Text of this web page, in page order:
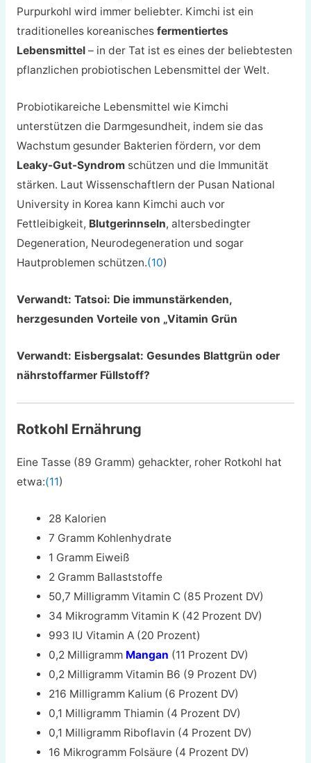
Purpurkohl wird immer beliebter. Kimchi ist ein
traditionelles koreanisches fermentiertes
Lebensmittel – in der Tat ist es eines der beliebtesten
pflanzlichen probiotischen Lebensmittel der Welt.
Probiotikareiche Lebensmittel wie Kimchi
unterstützen die Darmgesundheit, indem sie das
Wachstum gesunder Bakterien fördern, vor dem
Leaky-Gut-Syndromschützen und die Immunität
stärken. Laut Wissenschaftlern der Pusan National
University in Korea kann Kimchi auch vor
Fettleibigkeit, Blutgerinnseln, altersbedingter
Degeneration, Neurodegeneration und sogar
Hautproblemen schützen.(10)
Verwandt: Tatsoi: Die immunstärkenden,
herzgesunden Vorteile von „Vitamin Grün
Verwandt: Eisbergsalat: Gesundes Blattgrün oder
nährstoffarmer Füllstoff?
Rotkohl Ernährung
Eine Tasse (89 Gramm) gehackter, roher Rotkohl hat
etwa:(11)
28 Kalorien
7 Gramm Kohlenhydrate
1 Gramm Eiweiß
2 Gramm Ballaststoffe
50,7 Milligramm Vitamin C (85 Prozent DV)
34 Mikrogramm Vitamin K (42 Prozent DV)
993 IU Vitamin A (20 Prozent)
0,2 Milligramm Mangan (11 Prozent DV)
0,2 Milligramm Vitamin B6 (9 Prozent DV)
216 Milligramm Kalium (6 Prozent DV)
0,1 Milligramm Thiamin (4 Prozent DV)
0,1 Milligramm Riboflavin (4 Prozent DV)
16 Mikrogramm Folsäure (4 Prozent DV)